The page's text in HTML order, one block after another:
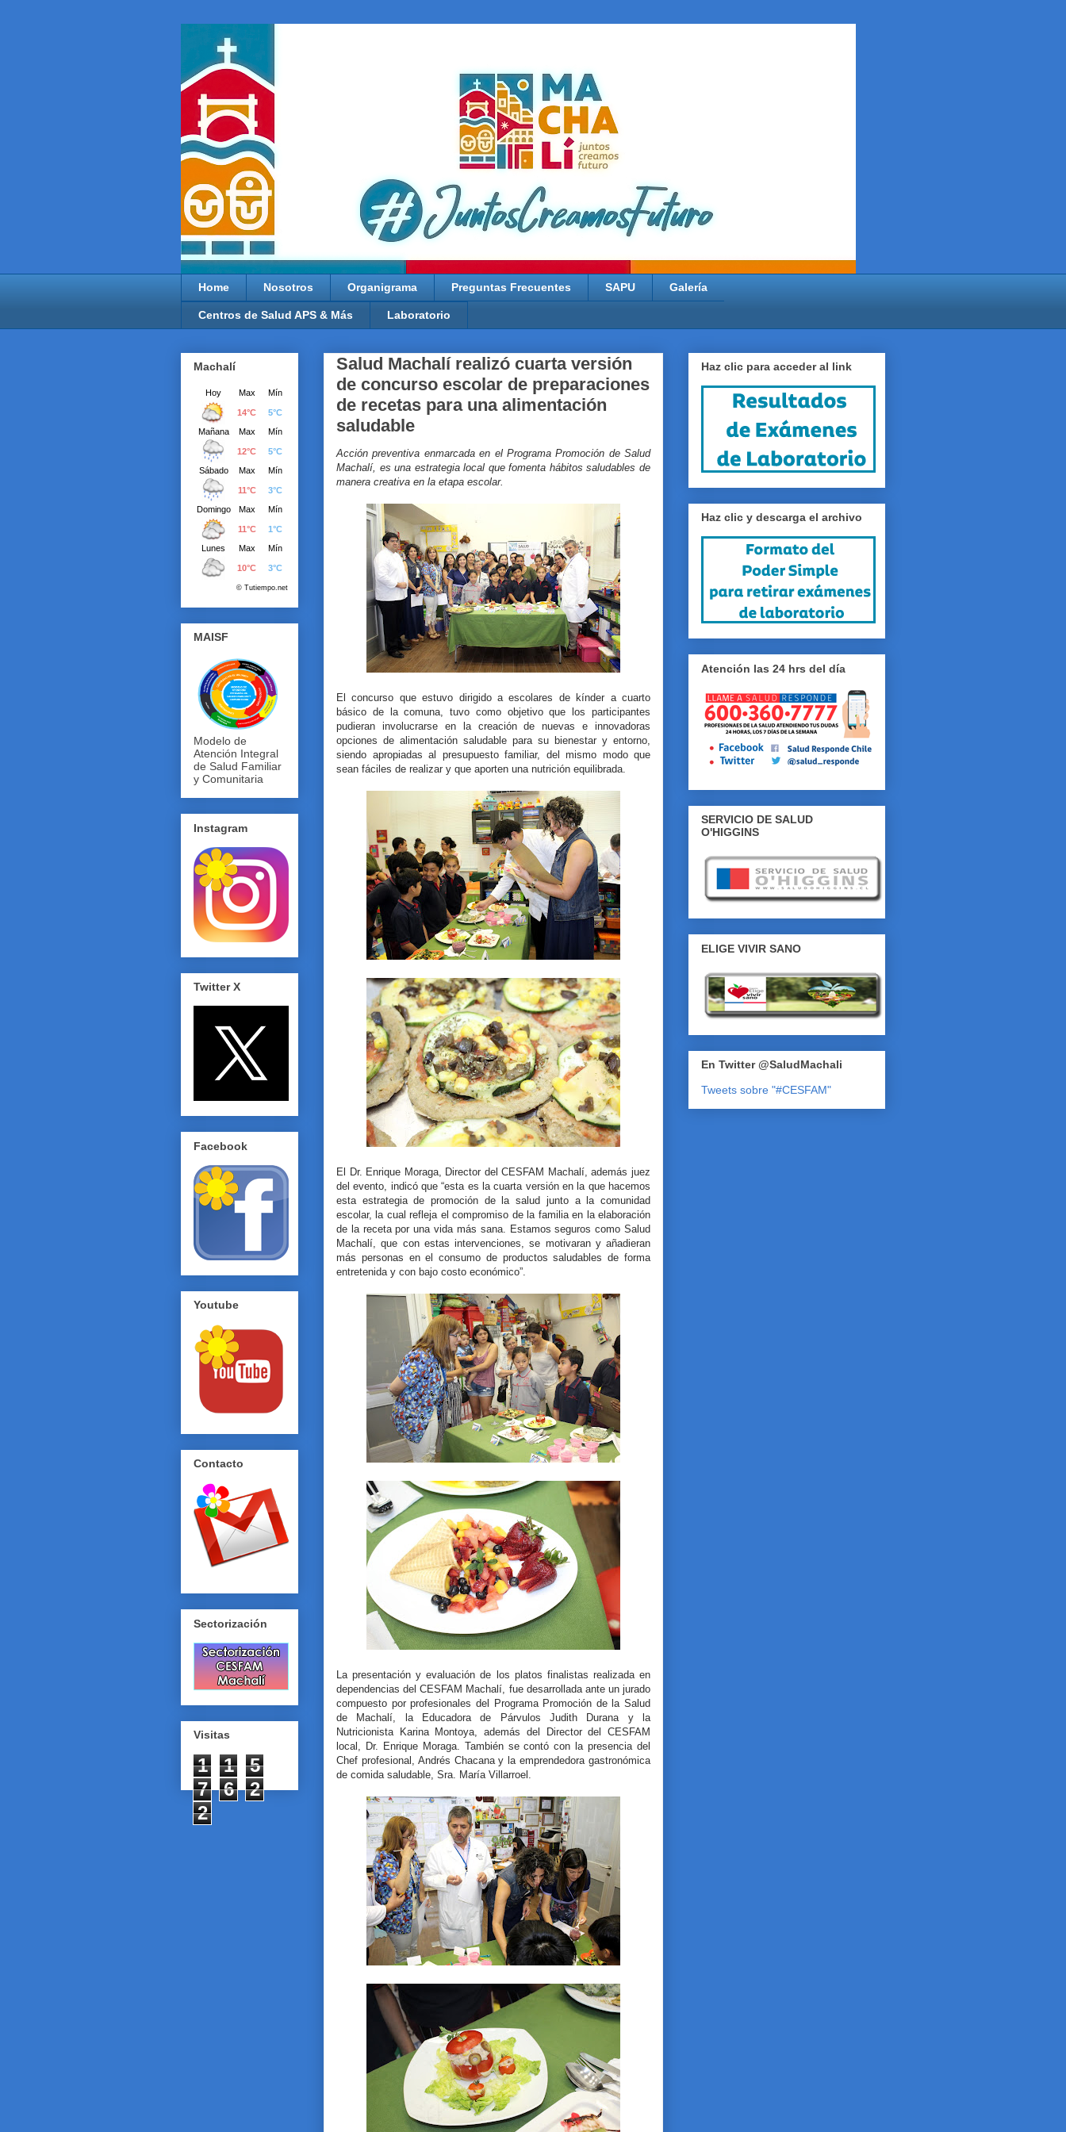
Home Nosotros Organigrama Preguntas Frecuentes SAPU Galería
Centros de Salud APS & Más Laboratorio
Salud Machalí realizó cuarta versión
de concurso escolar de preparaciones
de recetas para una alimentación
saludable
Acción preventiva enmarcada en el Programa Promoción de Salud
Machalí, es una estrategia local que fomenta hábitos saludables de
manera creativa en la etapa escolar.
El concurso que estuvo dirigido a escolares de kínder a cuarto
básico de la comuna, tuvo como objetivo que los participantes
pudieran involucrarse en la creación de nuevas e innovadoras
opciones de alimentación saludable para su bienestar y entorno,
siendo apropiadas al presupuesto familiar, del mismo modo que
sean fáciles de realizar y que aporten una nutrición equilibrada.
El Dr. Enrique Moraga, Director del CESFAM Machalí, además juez
del evento, indicó que “esta es la cuarta versión en la que hacemos
esta estrategia de promoción de la salud junto a la comunidad
escolar, la cual refleja el compromiso de la familia en la elaboración
de la receta por una vida más sana. Estamos seguros como Salud
Machalí, que con estas intervenciones, se motivaran y añadieran
más personas en el consumo de productos saludables de forma
entretenida y con bajo costo económico”.
La presentación y evaluación de los platos finalistas realizada en
dependencias del CESFAM Machalí, fue desarrollada ante un jurado
compuesto por profesionales del Programa Promoción de la Salud
de Machalí, la Educadora de Párvulos Judith Durana y la
Nutricionista Karina Montoya, además del Director del CESFAM
local, Dr. Enrique Moraga. También se contó con la presencia del
Chef profesional, Andrés Chacana y la emprendedora gastronómica
de comida saludable, Sra. María Villarroel.
Machalí
MAISF
Modelo de
Atención Integral
de Salud Familiar
y Comunitaria
Instagram
Twitter X
Facebook
Youtube
Contacto
Sectorización
Visitas
1 1
5
7
6
2
2
Haz clic para acceder al link
Haz clic y descarga el archivo
Atención las 24 hrs del día
SERVICIO DE SALUD
O'HIGGINS
ELIGE VIVIR SANO
En Twitter @SaludMachali
Tweets sobre "#CESFAM"